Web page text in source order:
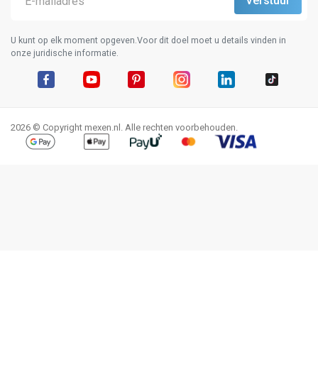
U kunt op elk moment opgeven.Voor dit doel moet u details vinden in
onze juridische informatie.
2026 © Copyright mexen.nl. Alle rechten voorbehouden.